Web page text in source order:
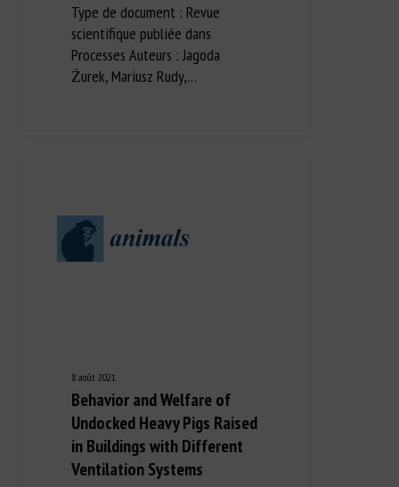
Type de document : Revue
scientifique publiée dans
Processes Auteurs : Jagoda
Żurek, Mariusz Rudy,…
8 août 2021
Behavior and Welfare of
Undocked Heavy Pigs Raised
in Buildings with Different
Ventilation Systems